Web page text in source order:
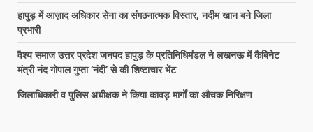
हापुड़ में आज़ाद अधिकार सेना का संगठनात्मक विस्तार, नदीम खान बने जिला
प्रभारी
वैश्य समाज उत्तर प्रदेश जनपद हापुड़ के प्रतिनिधिमंडल ने लखनऊ में कैबिनेट
मंत्री नंद गोपाल गुप्ता ‘नंदी’ से की शिष्टाचार भेंट
जिलाधिकारी व पुलिस अधीक्षक ने किया कावड़ मार्गों का औचक निरिक्षण